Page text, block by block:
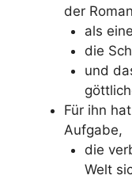
der
als
die
und
Für ihn
Aufgabe,
die
Welt